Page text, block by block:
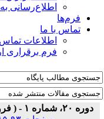
اطلاع‌رسانی به
فرم‌ها
تماس با ما
اطلاعات تماس
فرم برقراری
دوره ۲۰، شماره ۱ - ( فروردین ۱۴۰۱ )